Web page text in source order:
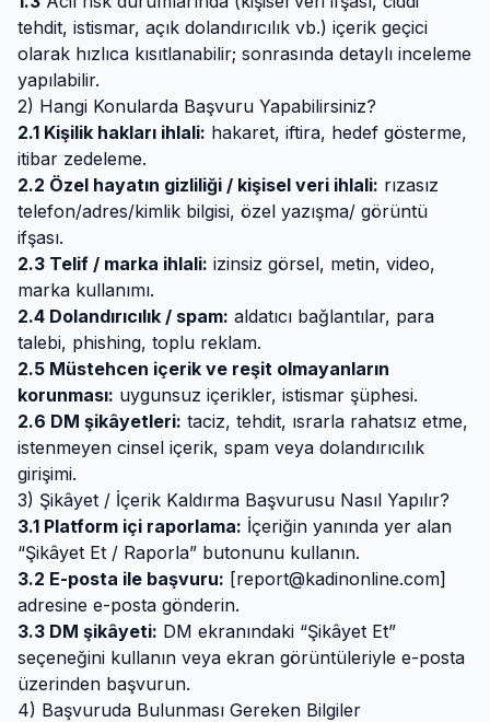
tehdit, istismar, açık dolandırıcılık vb.) içerik geçici
olarak hızlıca kısıtlanabilir; sonrasında detaylı inceleme
yapılabilir.
2) Hangi Konularda Başvuru Yapabilirsiniz?
2.1 Kişilik hakları ihlali: hakaret, iftira, hedef gösterme,
itibar zedeleme.
2.2 Özel hayatın gizliliği / kişisel veri ihlali: rızasız
telefon/adres/kimlik bilgisi, özel yazışma/ görüntü
ifşası.
2.3 Telif / marka ihlali: izinsiz görsel, metin, video,
marka kullanımı.
2.4 Dolandırıcılık / spam: aldatıcı bağlantılar, para
talebi, phishing, toplu reklam.
2.5 Müstehcen içerik ve reşit olmayanların
korunması: uygunsuz içerikler, istismar şüphesi.
2.6 DM şikâyetleri: taciz, tehdit, ısrarla rahatsız etme,
istenmeyen cinsel içerik, spam veya dolandırıcılık
girişimi.
3) Şikâyet / İçerik Kaldırma Başvurusu Nasıl Yapılır?
3.1 Platform içi raporlama: İçeriğin yanında yer alan
“Şikâyet Et / Raporla” butonunu kullanın.
3.2 E-posta ile başvuru: [report@kadinonline.com]
adresine e-posta gönderin.
3.3 DM şikâyeti: DM ekranındaki “Şikâyet Et”
seçeneğini kullanın veya ekran görüntüleriyle e-posta
üzerinden başvurun.
4) Başvuruda Bulunması Gereken Bilgiler